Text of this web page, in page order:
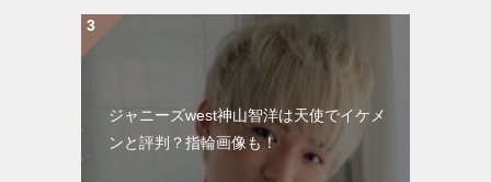
ジャニーズwest神山智洋は天使でイケメ
ンと評判？指輪画像も！